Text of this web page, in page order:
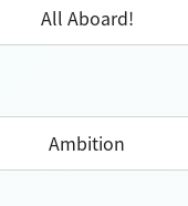
All Aboard!
Ambition